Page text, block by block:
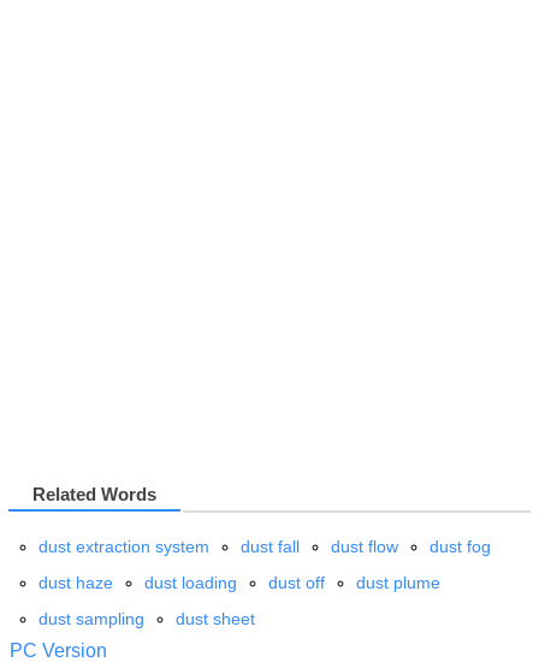
Related Words
dust extraction system dust fall dust flow
dust fog
dust haze
dust loading dust off
dust plume
dust sampling
dust sheet
PC Version